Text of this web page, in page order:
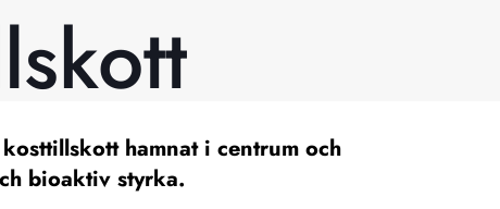
hamnat i centrum och
bioaktiv styrka.